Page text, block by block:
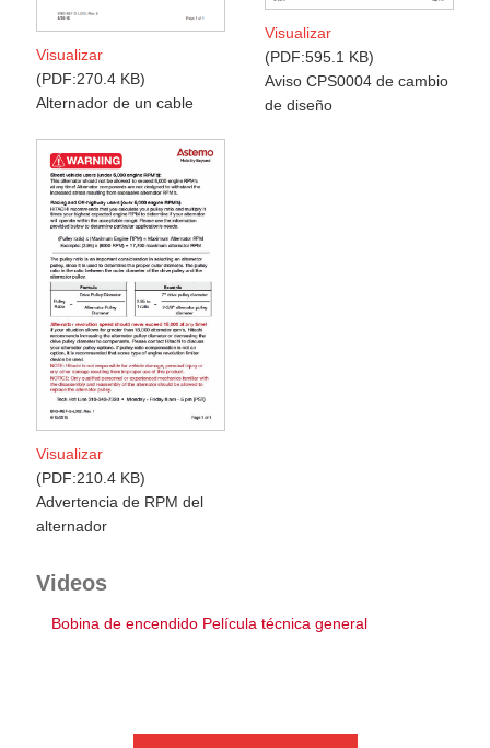
Visualizar
PDF:270.4 KB
Alternador de un cable
Visualizar
PDF:595.1 KB
Aviso CPS0004 de cambio
de diseño
Visualizar
PDF:210.4 KB
Advertencia de RPM del
alternador
Videos
Bobina de encendido Película técnica general